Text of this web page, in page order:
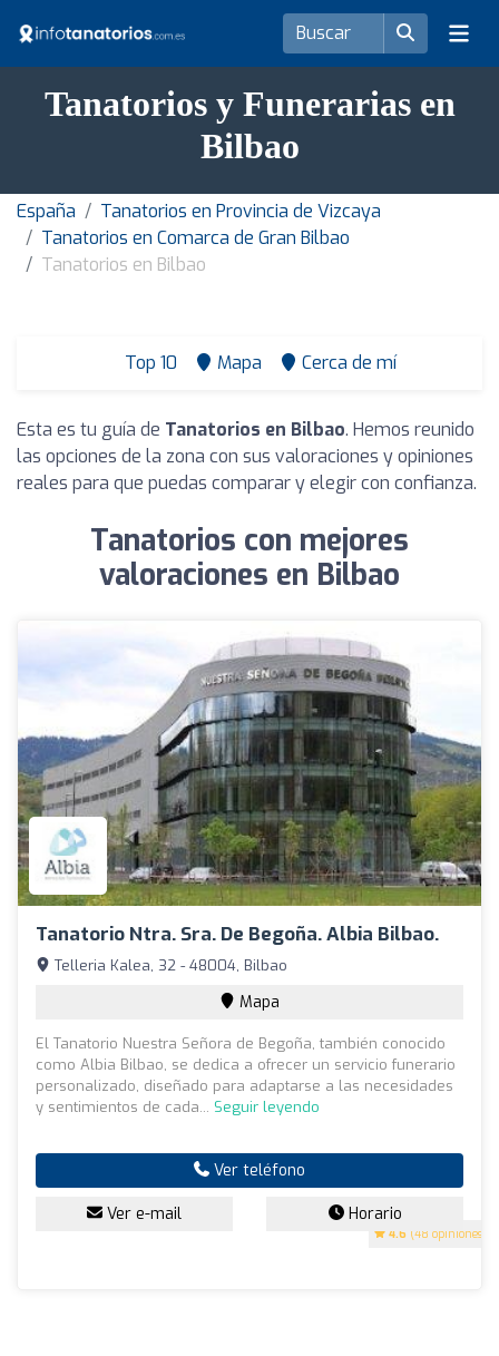
Tanatorios y Funerarias en
Bilbao
España
Tanatorios en Provincia de Vizcaya
Tanatorios en Comarca de Gran Bilbao
Tanatorios en Bilbao
Top 10 Mapa Cerca de mí
Esta es tu guía de Tanatorios en Bilbao. Hemos reunido
las opciones de la zona con sus valoraciones y opiniones
reales para que puedas comparar y elegir con confianza.
Tanatorios con mejores
valoraciones en Bilbao
Tanatorio Ntra. Sra. De Begoña. Albia Bilbao.
4.6 (48 opiniones)
Telleria Kalea, 32 - 48004, Bilbao
Mapa
El Tanatorio Nuestra Señora de Begoña, también conocido
como Albia Bilbao, se dedica a ofrecer un servicio funerario
personalizado, diseñado para adaptarse a las necesidades
y sentimientos de cada... Seguir leyendo
Ver teléfono
Ver e-mail Horario